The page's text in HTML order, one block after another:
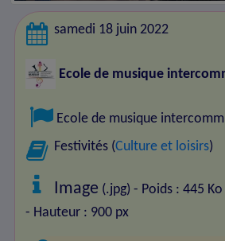
samedi 18 juin 2022
Ecole de musique
Ecole de musique
Festivités (Culture et loisirs)
Image (.jpg) - Poids : 445 Ko
- Hauteur : 900 px